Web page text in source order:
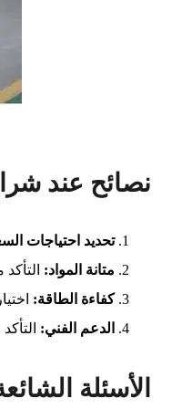
نصائح عند
تحديد احتياجات
متانة المواد:
كفاءة الطاقة:
الدعم الفني:
الأسئلة